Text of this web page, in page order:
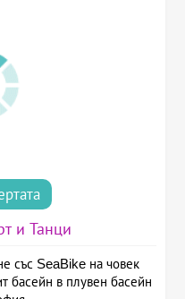
и Танци
със SeaBike на човек
басейн в плувен басейн